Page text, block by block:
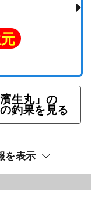
濱生丸」の
釣果を見る
を表示